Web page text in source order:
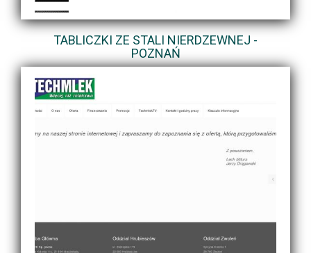
TABLICZKI ZE STALI NIERDZEWNEJ -
POZNAŃ